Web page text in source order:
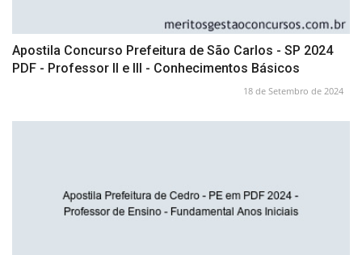
Apostila Concurso Prefeitura de São Carlos - SP 2024
PDF - Professor II e III - Conhecimentos Básicos
18 de Setembro de 2024